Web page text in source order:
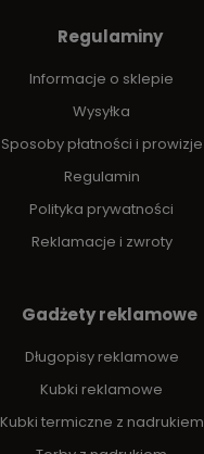
Regulaminy
Informacje o sklepie
Wysyłka
Sposoby płatności i prowizje
Regulamin
Polityka prywatności
Reklamacje i zwroty
Gadżety reklamowe
Długopisy reklamowe
Kubki reklamowe
Kubki termiczne z nadrukiem